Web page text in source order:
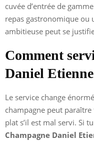
cuvée d’entrée de
repas gastronomique ou
ambitieuse peut se
Comment
Daniel
Le service change
champagne peut
plat s’il est mal servi. Si
Champagne Daniel